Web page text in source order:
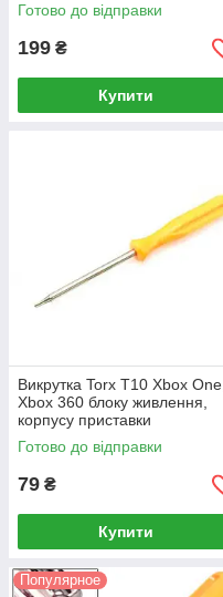
Готово до відправки
199 ₴
Купити
Викрутка Torx T10 Xbox One,
Xbox 360 блоку живлення,
корпусу приставки
Готово до відправки
79 ₴
Купити
Популярное